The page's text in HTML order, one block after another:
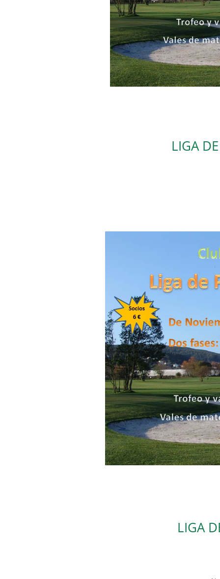
LIGA
LIGA